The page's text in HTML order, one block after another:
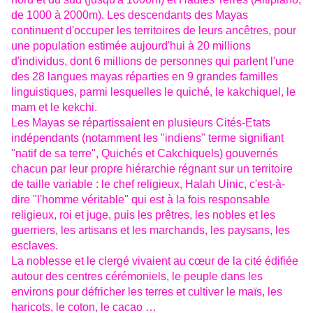
de 1000 à 2000m). Les descendants des Mayas
continuent d'occuper les territoires de leurs ancêtres, pour
une population estimée aujourd'hui à 20 millions
d'individus, dont 6 millions de personnes qui parlent l'une
des 28 langues mayas réparties en 9 grandes familles
linguistiques, parmi lesquelles le quiché, le kakchiquel, le
mam et le kekchi.
Les Mayas se répartissaient en plusieurs Cités-Etats
indépendants (notamment les "indiens" terme signifiant
"natif de sa terre", Quichés et Cakchiquels) gouvernés
chacun par leur propre hiérarchie régnant sur un territoire
de taille variable : le chef religieux, Halah Uinic, c'est-à-
dire "l'homme véritable" qui est à la fois responsable
religieux, roi et juge, puis les prêtres, les nobles et les
guerriers, les artisans et les marchands, les paysans, les
esclaves.
La noblesse et le clergé vivaient au cœur de la cité édifiée
autour des centres cérémoniels, le peuple dans les
environs pour défricher les terres et cultiver le maïs, les
haricots, le coton, le cacao …